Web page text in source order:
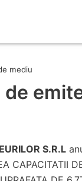
mediu
S.R.L
CAPACITATII